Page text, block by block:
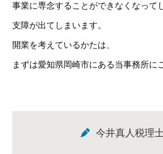
事業に専念することができなくなって
支障が出てしまいます。
開業を考えているかたは、
まずは愛知県岡崎市にある当事務所に
今井真人税理